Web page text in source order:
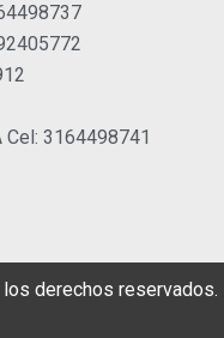
Cel: 3164498741
derechos reservados.